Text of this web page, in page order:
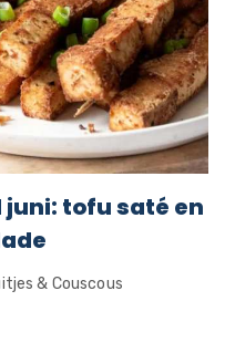
juni: tofu saté en
& Couscous